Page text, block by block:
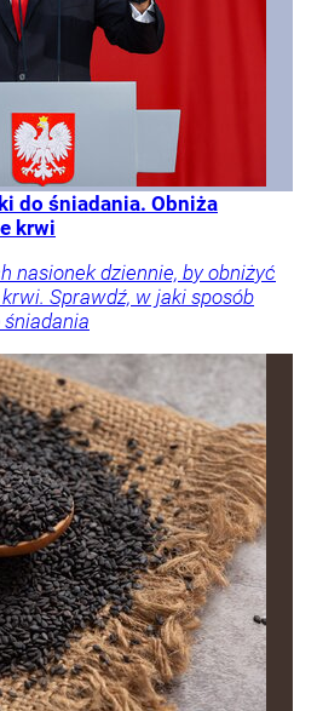
do śniadania. Obniża
krwi
nasionek dziennie, by obniżyć
Sprawdź, w jaki sposób